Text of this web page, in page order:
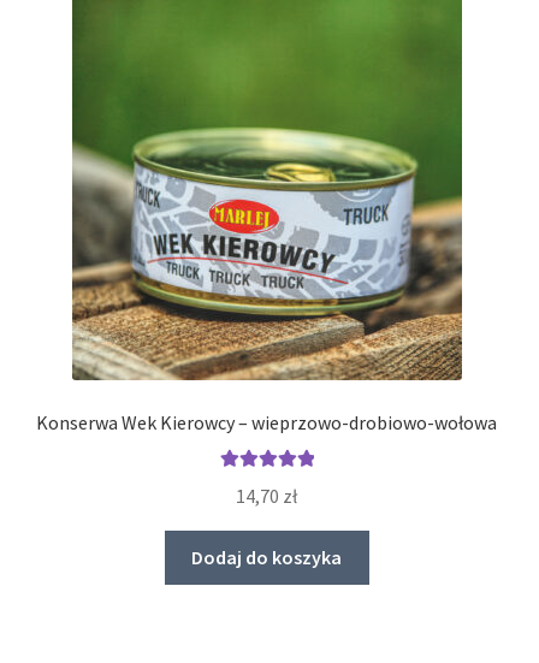
Konserwa Wek Kierowcy – wieprzowo-drobiowo-wołowa
5.00
14,70 zł
Dodaj do koszyka